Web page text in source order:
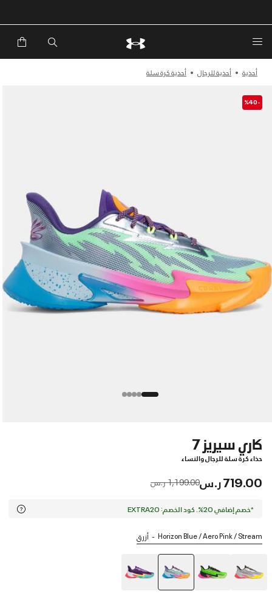
أحذية أحذية للرجال أحذية كرة سلة
-%40
كاري سيريز 7
حذاء كرة سلة للرجال والنساء
719.00 ر.س Price reduced from
1,199.00 ر.س to
*خصم إضافي 20%. كود الخصم: EXTRA20
Horizon Blue / Aero Pink / Stream أزرق